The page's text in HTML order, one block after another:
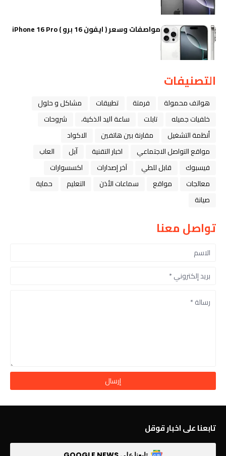
مواصفات وسعر ( ايفون 16 برو ) iPhone 16 Pro
التصنيفات
هواتف محمولة فرمتة تطبيقات
مشاكل و حلول
خلفيات جميله
تابلت ﺳﺎﻋﺔ ﺍﻟﻴﺪ ﺍﻟﺬﻛﻴﺔ،
شروحات
أنظمة التشغيل
مقارنة بين هاتفين
الاكواد
مواقع التواصل الاجتماعي
اخبار التقنية ﺁﺑﻞ
العاب
فيسبوك
قابل للطي آخر إصدارات
اكسسوارات
معالجات
مواقع سماعات الأذن التعليم
حماية
صيانة
تواصل معنا
تابعنا على اخبار قوقل